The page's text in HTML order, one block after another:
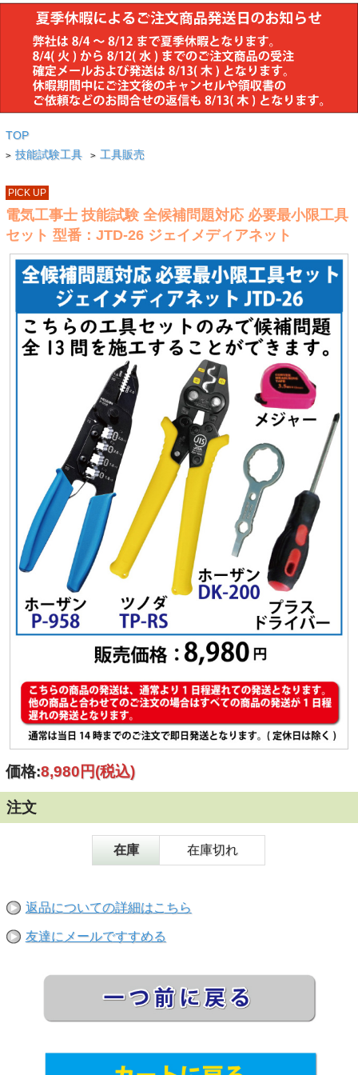
TOP
> 技能試験工具 > 工具販売
PICK UP
電気工事士 技能試験 全候補問題対応 必要最小限工具
セット 型番：JTD-26 ジェイメディアネット
価格:8,980円(税込)
注文
在庫 在庫切れ
返品についての詳細はこちら
友達にメールですすめる